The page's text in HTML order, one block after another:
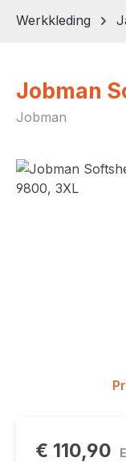
Werkkleding
Jobman
Jobman
€ 110,90